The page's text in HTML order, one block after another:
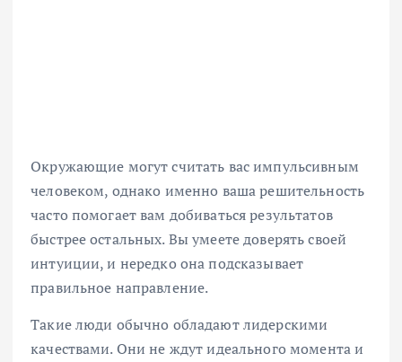
Окружающие могут считать вас импульсивным
человеком, однако именно ваша решительность
часто помогает вам добиваться результатов
быстрее остальных. Вы умеете доверять своей
интуиции, и нередко она подсказывает
правильное направление.
Такие люди обычно обладают лидерскими
качествами. Они не ждут идеального момента и